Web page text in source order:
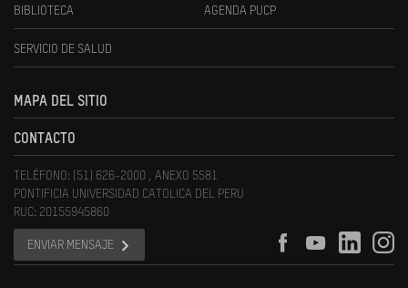
BIBLIOTECA AGENDA PUCP
SERVICIO DE SALUD
MAPA DEL SITIO
CONTACTO
TELÉFONO: (51) 626-2000 , ANEXO 5581
PONTIFICIA UNIVERSIDAD CATOLICA DEL PERU
RUC: 20155945860
ENVIAR MENSAJE